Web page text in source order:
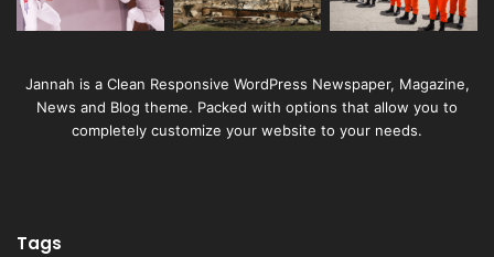
Jannah is a Clean Responsive WordPress Newspaper, Magazine,
News and Blog theme. Packed with options that allow you to
completely customize your website to your needs.
Tags